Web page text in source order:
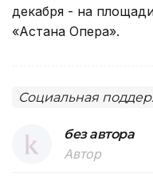
декабря - на
«Астана Опера».
Социальная
без автора
Автор